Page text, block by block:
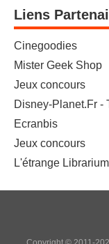
Liens
Cinegoodies
Mister Geek Shop
Jeux concours
Disney-Planet.Fr -
Ecranbis
Jeux concours
L'étrange Librarium